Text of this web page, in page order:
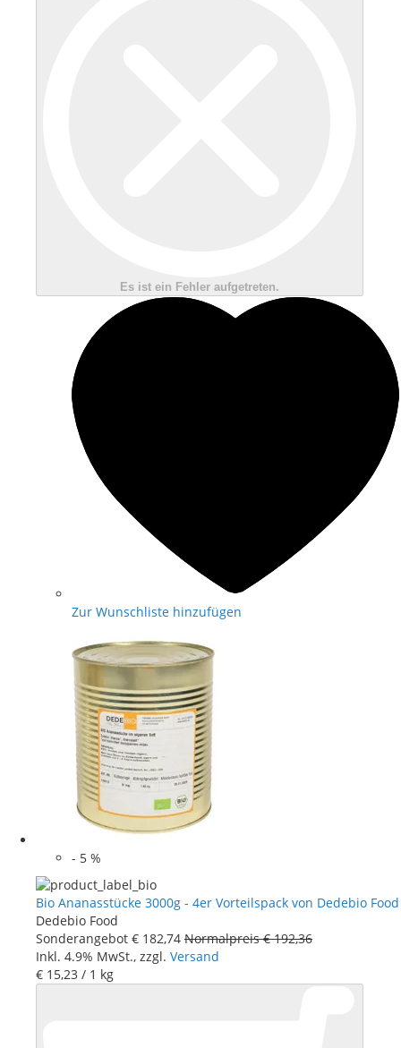
Es ist ein Fehler aufgetreten.
Zur Wunschliste hinzufügen
- 5 %
Bio Ananasstücke 3000g - 4er Vorteilspack von Dedebio Food
Dedebio Food
Sonderangebot € 182,74 Normalpreis € 192,36
Inkl. 4.9% MwSt., zzgl. Versand
€ 15,23 / 1 kg